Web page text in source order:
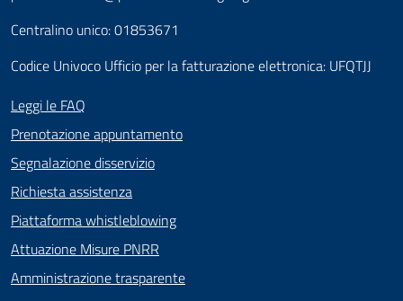
Centralino unico: 01853671
Codice Univoco Ufficio per la fatturazione elettronica: UFQTJJ
Leggi le FAQ
Prenotazione appuntamento
Segnalazione disservizio
Richiesta assistenza
Piattaforma whistleblowing
Attuazione Misure PNRR
Amministrazione trasparente